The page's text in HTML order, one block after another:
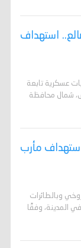
استهداف
عسكرية تابعة
شمال محافظة
مأرب
وبالطائرات
المدينة، وفقًا